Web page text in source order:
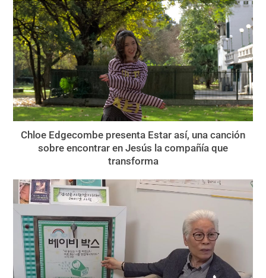
Chloe Edgecombe presenta Estar así, una canción
sobre encontrar en Jesús la compañía que
transforma